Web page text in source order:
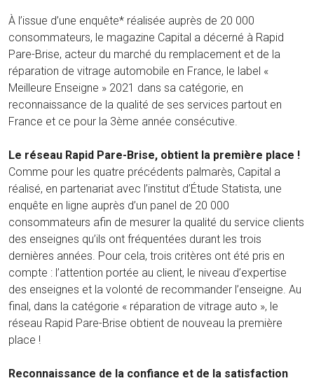
À l’issue d’une enquête* réalisée auprès de 20 000
consommateurs, le magazine Capital a décerné à Rapid
Pare-Brise, acteur du marché du remplacement et de la
réparation de vitrage automobile en France, le label «
Meilleure Enseigne » 2021 dans sa catégorie, en
reconnaissance de la qualité de ses services partout en
France et ce pour la 3ème année consécutive.
Le réseau Rapid Pare-Brise, obtient la première place !
Comme pour les quatre précédents palmarès, Capital a
réalisé, en partenariat avec l’institut d’Étude Statista, une
enquête en ligne auprès d’un panel de 20 000
consommateurs afin de mesurer la qualité du service clients
des enseignes qu’ils ont fréquentées durant les trois
dernières années. Pour cela, trois critères ont été pris en
compte : l’attention portée au client, le niveau d’expertise
des enseignes et la volonté de recommander l’enseigne. Au
final, dans la catégorie « réparation de vitrage auto », le
réseau Rapid Pare-Brise obtient de nouveau la première
place !
Reconnaissance de la confiance et de la satisfaction